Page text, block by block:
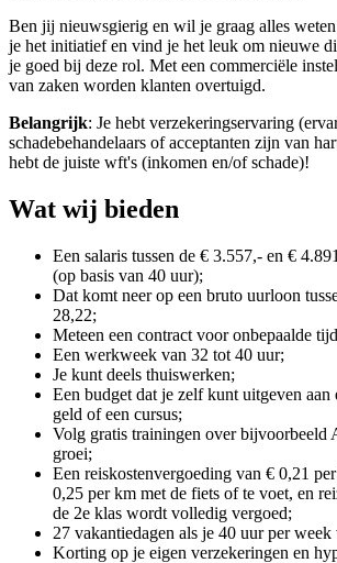
Ben jij nieuwsgierig en wil je graag alles
je het initiatief en vind je het leuk om nieuwe
je goed bij deze rol. Met een commerciële
van zaken worden klanten overtuigd.
Belangrijk: Je hebt verzekeringservaring
schadebehandelaars of acceptanten zijn van
hebt de juiste wft's (inkomen en/of schade)!
Wat wij bieden
Een salaris tussen de € 3.557,- en €
(op basis van 40 uur);
Dat komt neer op een bruto uurloon
28,22;
Meteen een contract voor onbepaalde
Een werkweek van 32 tot 40 uur;
Je kunt deels thuiswerken;
Een budget dat je zelf kunt uitgeven aan
geld of een cursus;
Volg gratis trainingen over bijvoorbeeld
groei;
Een reiskostenvergoeding van € 0,21
0,25 per km met de fiets of te voet, en
de 2e klas wordt volledig vergoed;
27 vakantiedagen als je 40 uur per week
Korting op je eigen verzekeringen en